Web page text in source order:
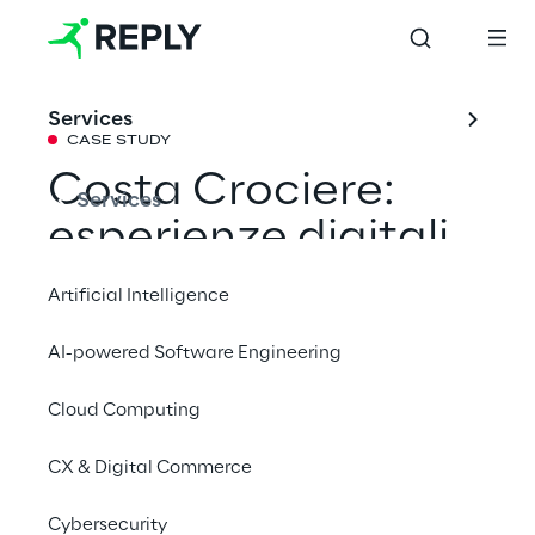
Services
Services
Artificial Intelligence
AI-powered Software Engineering
Cloud Computing
CX & Digital Commerce
Cybersecurity
CASE STUDY
Costa Crociere:
esperienze digitali
personalizzate per
attrarre nuovi
la customer base
Condividi con un amico